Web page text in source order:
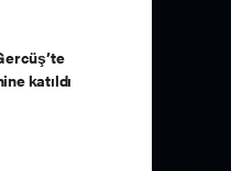
katıldı